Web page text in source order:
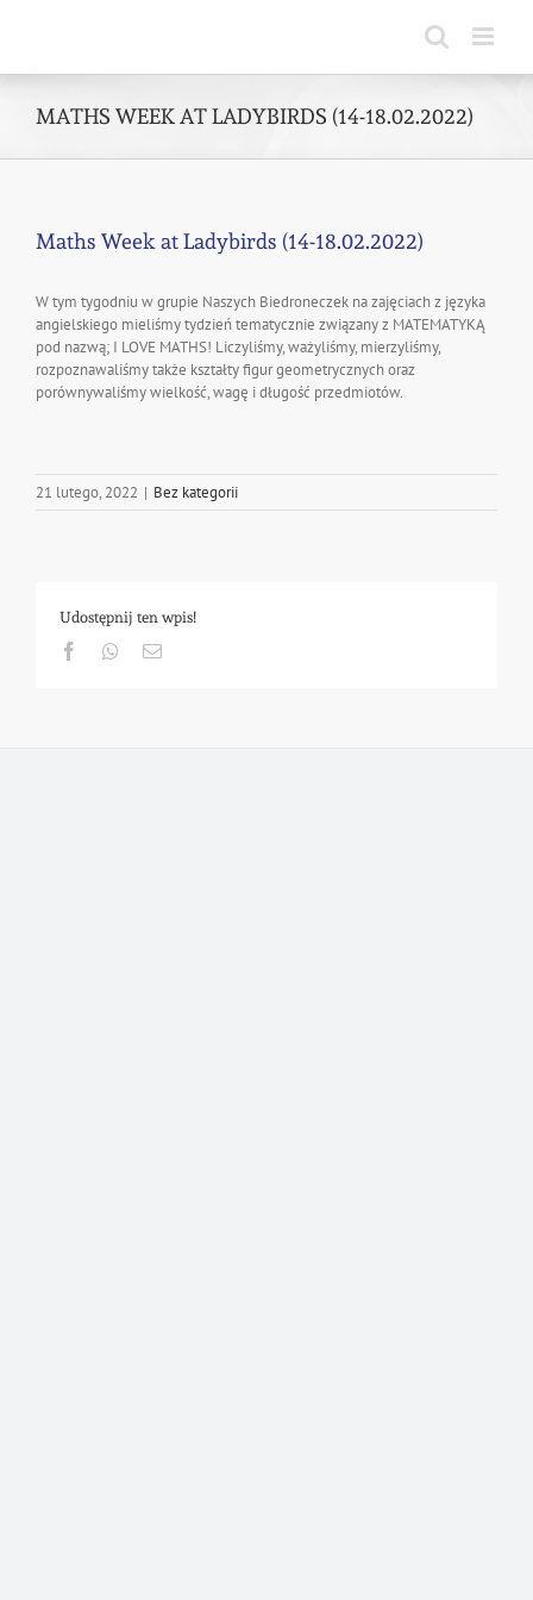
MATHS WEEK AT LADYBIRDS (14-18.02.2022)
Maths Week at Ladybirds (14-18.02.2022)
W tym tygodniu w grupie Naszych Biedroneczek na zajęciach z języka
angielskiego mieliśmy tydzień tematycznie związany z MATEMATYKĄ
pod nazwą; I LOVE MATHS! Liczyliśmy, ważyliśmy, mierzyliśmy,
rozpoznawaliśmy także kształty figur geometrycznych oraz
porównywaliśmy wielkość, wagę i długość przedmiotów.
21 lutego, 2022 | Bez kategorii
Udostępnij ten wpis!
FacebookWhatsapp
Email